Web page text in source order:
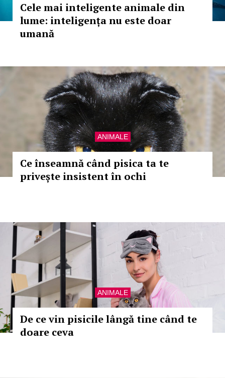
Cele mai inteligente animale din
lume: inteligența nu este doar
umană
ANIMALE
Ce înseamnă când pisica ta te
privește insistent în ochi
ANIMALE
De ce vin pisicile lângă tine când te
doare ceva